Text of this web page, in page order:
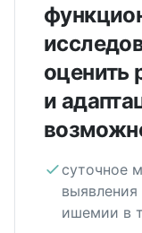
оценить
и
суточное
ишемии в